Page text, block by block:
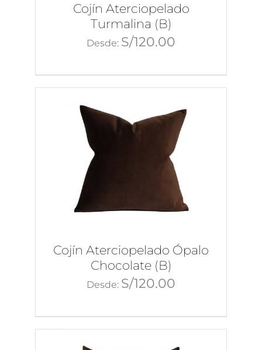
Cojín Aterciopelado
Turmalina (B)
Desde: S/120.00
Cojín Aterciopelado Ópalo
Chocolate (B)
Desde: S/120.00